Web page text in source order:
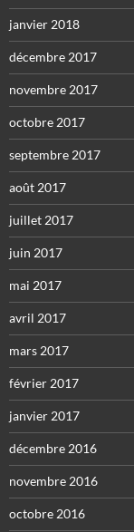
janvier 2018
décembre 2017
novembre 2017
octobre 2017
septembre 2017
août 2017
juillet 2017
juin 2017
mai 2017
avril 2017
mars 2017
février 2017
janvier 2017
décembre 2016
novembre 2016
octobre 2016